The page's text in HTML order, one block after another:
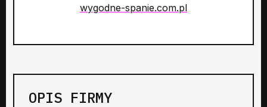
wygodne-spanie.com.pl
OPIS FIRMY